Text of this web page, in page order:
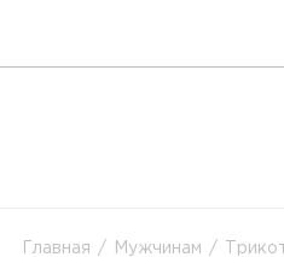
Главная / Мужчинам /